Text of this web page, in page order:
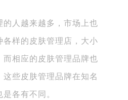
人越来越多，市场上也
样的皮肤管理店，大小
相应的皮肤管理品牌也
些皮肤管理品牌在知名
各有不同。